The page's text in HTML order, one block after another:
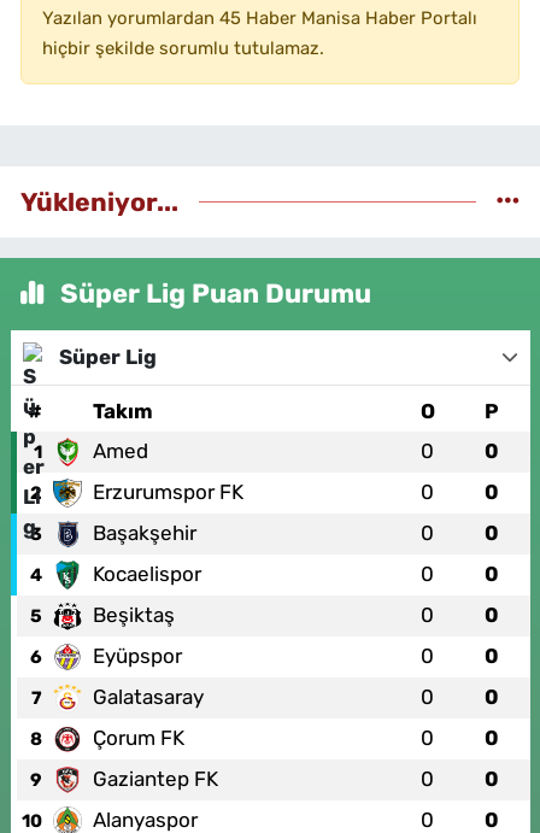
Yazılan yorumlardan 45 Haber Manisa Haber Portalı
hiçbir şekilde sorumlu tutulamaz.
Yükleniyor...
Süper Lig Puan Durumu
Süper Lig
# Takım O P
1 Amed 0 0
2 Erzurumspor FK 0 0
3 Başakşehir 0 0
4 Kocaelispor 0 0
5 Beşiktaş 0 0
6 Eyüpspor 0 0
7 Galatasaray 0 0
8 Çorum FK 0 0
9 Gaziantep FK 0 0
10 Alanyaspor 0 0